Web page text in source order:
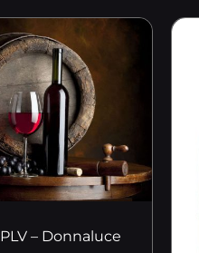
PLV – Donnaluce